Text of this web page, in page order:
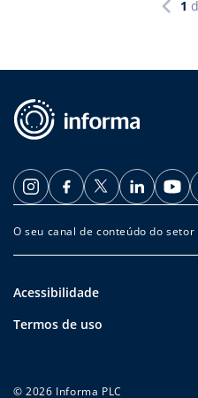
1
O seu canal de conteúdo do setor
Acessibilidade
Termos de uso
© 2026 Informa PLC